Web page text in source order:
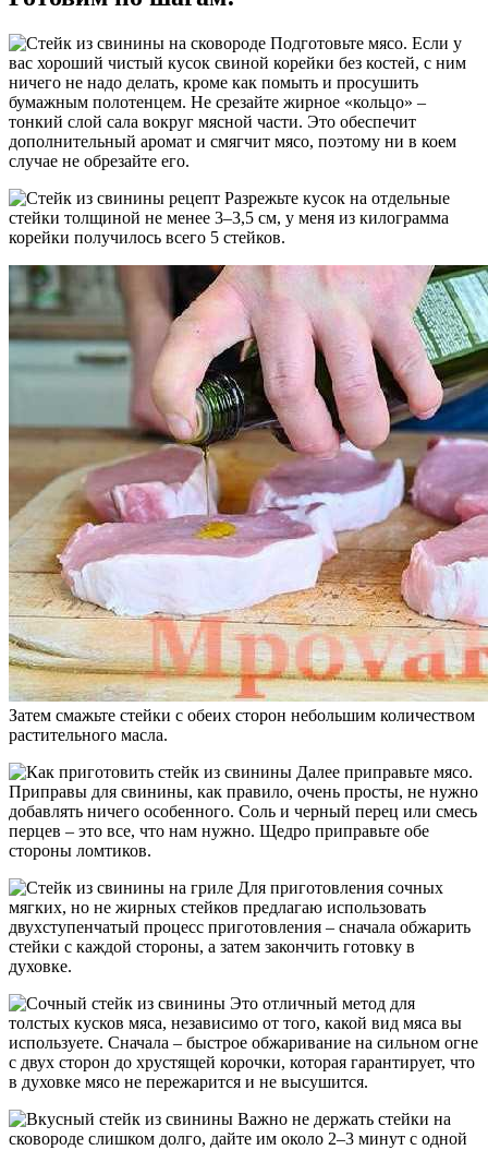
Подготовьте мясо. Если у
вас хороший чистый кусок свиной корейки без костей, с ним
ничего не надо делать, кроме как помыть и просушить
бумажным полотенцем. Не срезайте жирное «кольцо» –
тонкий слой сала вокруг мясной части. Это обеспечит
дополнительный аромат и смягчит мясо, поэтому ни в коем
случае не обрезайте его.
Разрежьте кусок на отдельные
стейки толщиной не менее 3–3,5 см, у меня из килограмма
корейки получилось всего 5 стейков.
Затем смажьте стейки с обеих сторон небольшим количеством
растительного масла.
Далее приправьте мясо.
Приправы для свинины, как правило, очень просты, не нужно
добавлять ничего особенного. Соль и черный перец или смесь
перцев – это все, что нам нужно. Щедро приправьте обе
стороны ломтиков.
Для приготовления сочных
мягких, но не жирных стейков предлагаю использовать
двухступенчатый процесс приготовления – сначала обжарить
стейки с каждой стороны, а затем закончить готовку в
духовке.
Это отличный метод для
толстых кусков мяса, независимо от того, какой вид мяса вы
используете. Сначала – быстрое обжаривание на сильном огне
с двух сторон до хрустящей корочки, которая гарантирует, что
в духовке мясо не пережарится и не высушится.
Важно не держать стейки на
сковороде слишком долго, дайте им около 2–3 минут с одной